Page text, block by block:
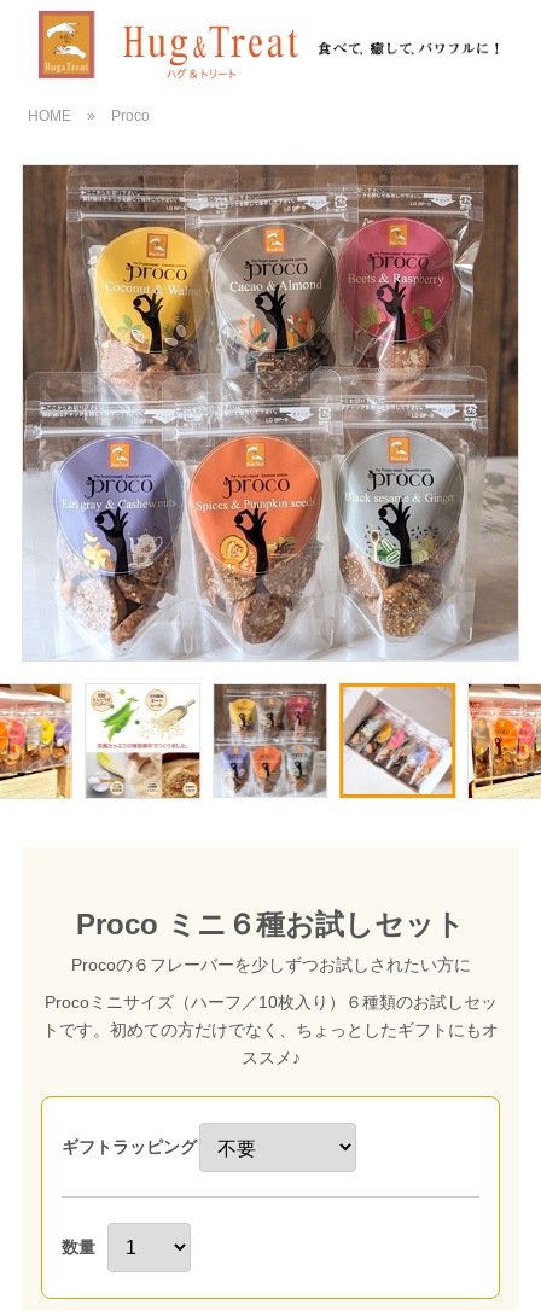
HOME » Proco
Proco ミニ６種お試しセット
Procoの６フレーバーを少しずつお試しされたい方に
Procoミニサイズ（ハーフ／10枚入り）６種類のお試しセッ
トです。初めての方だけでなく、ちょっとしたギフトにもオ
ススメ♪
ギフトラッピング
数量